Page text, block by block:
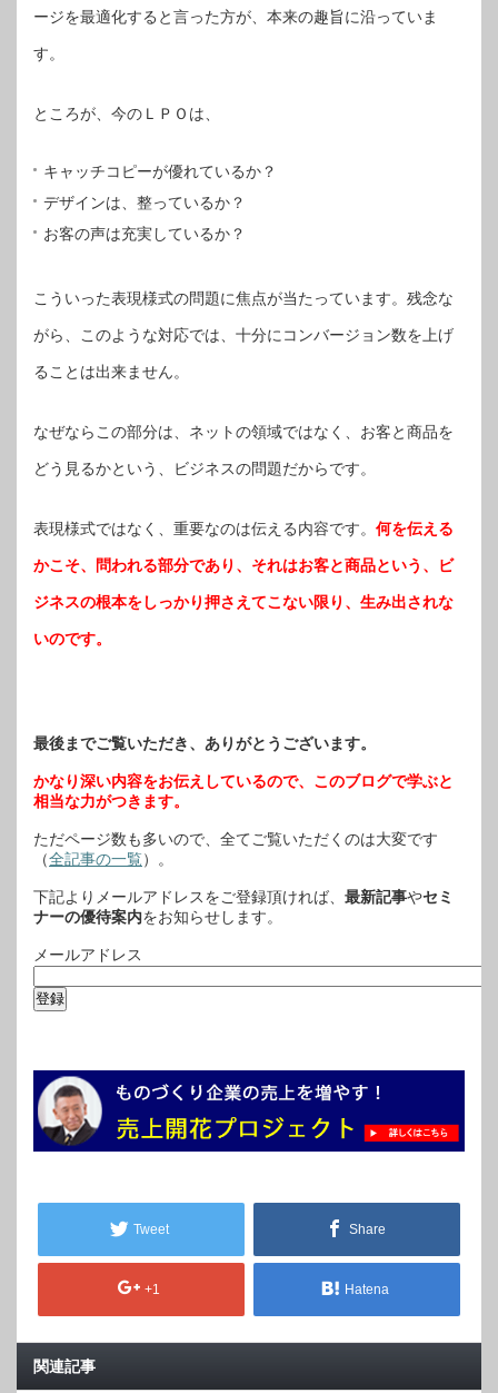
ージを最適化すると言った方が、本来の趣旨に沿っていま
す。
ところが、今のＬＰＯは、
キャッチコピーが優れているか？
デザインは、整っているか？
お客の声は充実しているか？
こういった表現様式の問題に焦点が当たっています。残念な
がら、このような対応では、十分にコンバージョン数を上げ
ることは出来ません。
なぜならこの部分は、ネットの領域ではなく、お客と商品を
どう見るかという、ビジネスの問題だからです。
表現様式ではなく、重要なのは伝える内容です。 何を伝える
かこそ、問われる部分であり、それはお客と商品という、ビ
ジネスの根本をしっかり押さえてこない限り、生み出されな
いのです。
最後までご覧いただき、ありがとうございます。
かなり深い内容をお伝えしているので、このブログで学ぶと
相当な力がつきます。
ただページ数も多いので、全てご覧いただくのは大変です
（全記事の一覧）。
下記よりメールアドレスをご登録頂ければ、 最新記事やセミ
ナーの優待案内をお知らせします。
メールアドレス
Tweet Share
+1 Hatena
関連記事